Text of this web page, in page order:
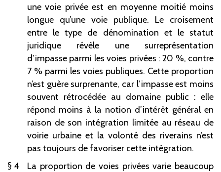
une voie privée est en moyenne moitié moins
longue qu’une voie publique. Le croisement
entre le type de dénomination et le statut
juridique révèle une surreprésentation
d’impasse parmi les voies privées : 20 %, contre
7 % parmi les voies publiques. Cette proportion
n’est guère surprenante, car l’impasse est moins
souvent rétrocédée au domaine public : elle
répond moins à la notion d’intérêt général en
raison de son intégration limitée au réseau de
voirie urbaine et la volonté des riverains n’est
pas toujours de favoriser cette intégration.
4
La proportion de voies privées varie beaucoup